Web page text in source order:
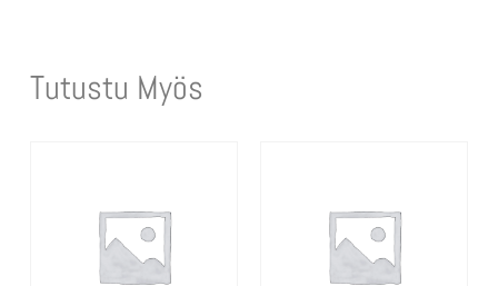
Tutustu Myös